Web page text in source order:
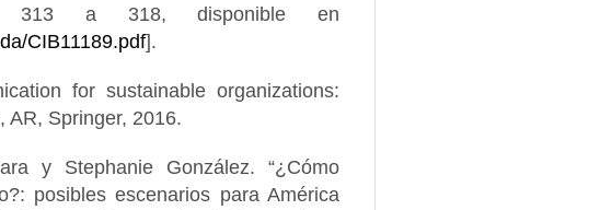
313 a 318, disponible en
CIB11189.pdf].
for sustainable organizations:
AR, Springer, 2016.
y Stephanie González. “¿Cómo
posibles escenarios para América